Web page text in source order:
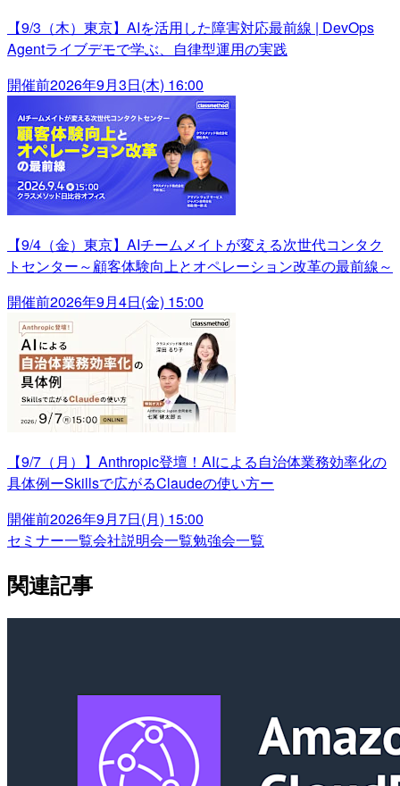
【9/3（木）東京】AIを活用した障害対応最前線 | DevOps
Agentライブデモで学ぶ、自律型運用の実践
開催前2026年9月3日(木) 16:00
【9/4（金）東京】AIチームメイトが変える次世代コンタク
トセンター～顧客体験向上とオペレーション改革の最前線～
開催前2026年9月4日(金) 15:00
【9/7（月）】Anthropic登壇！AIによる自治体業務効率化の
具体例ーSkillsで広がるClaudeの使い方ー
開催前2026年9月7日(月) 15:00
セミナー一覧会社説明会一覧勉強会一覧
関連記事